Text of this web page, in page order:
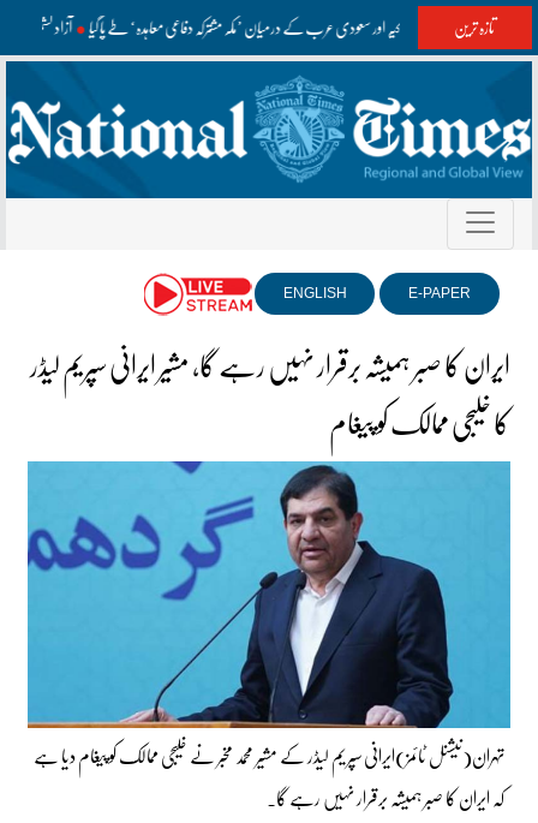
تازہ ترین پاکستان، ترکیہ اور سعودی عرب کے درمیان ’مکہ مشترکہ دفاعی معاہدہ‘ طے پا گیا آزاد کشمیر
E-PAPER
ENGLISH
ایران کا صبر ہمیشہ برقرار نہیں رہے گا، مشیر ایرانی سپریم لیڈر
کا خلیجی ممالک کو پیغام
تہران(نیشنل ٹائمز)ایرانی سپریم لیڈر کے مشیر محمد مخبر نے خلیجی ممالک کو پیغام دیا ہے
کہ ایران کا صبر ہمیشہ برقرار نہیں رہے گا۔